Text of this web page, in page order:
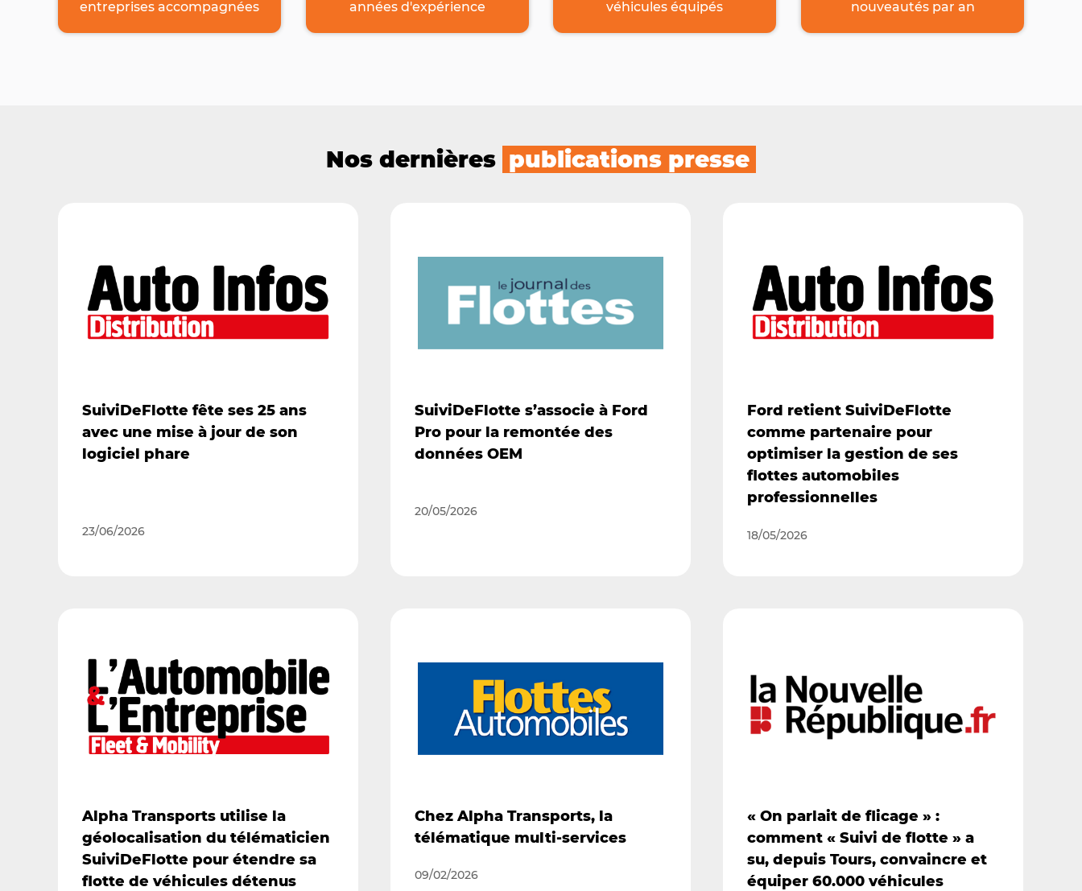
entreprises accompagnées années d'expérience véhicules équipés nouveautés par an
Nos dernières publications presse
SuiviDeFlotte fête ses 25 ans
avec une mise à jour de son
logiciel phare
23/06/2026
SuiviDeFlotte s’associe à Ford
Pro pour la remontée des
données OEM
20/05/2026
Ford retient SuiviDeFlotte
comme partenaire pour
optimiser la gestion de ses
flottes automobiles
professionnelles
18/05/2026
Alpha Transports utilise la
géolocalisation du télématicien
SuiviDeFlotte pour étendre sa
flotte de véhicules détenus
Chez Alpha Transports, la
télématique multi-services
09/02/2026
« On parlait de flicage » :
comment « Suivi de flotte » a
su, depuis Tours, convaincre et
équiper 60.000 véhicules